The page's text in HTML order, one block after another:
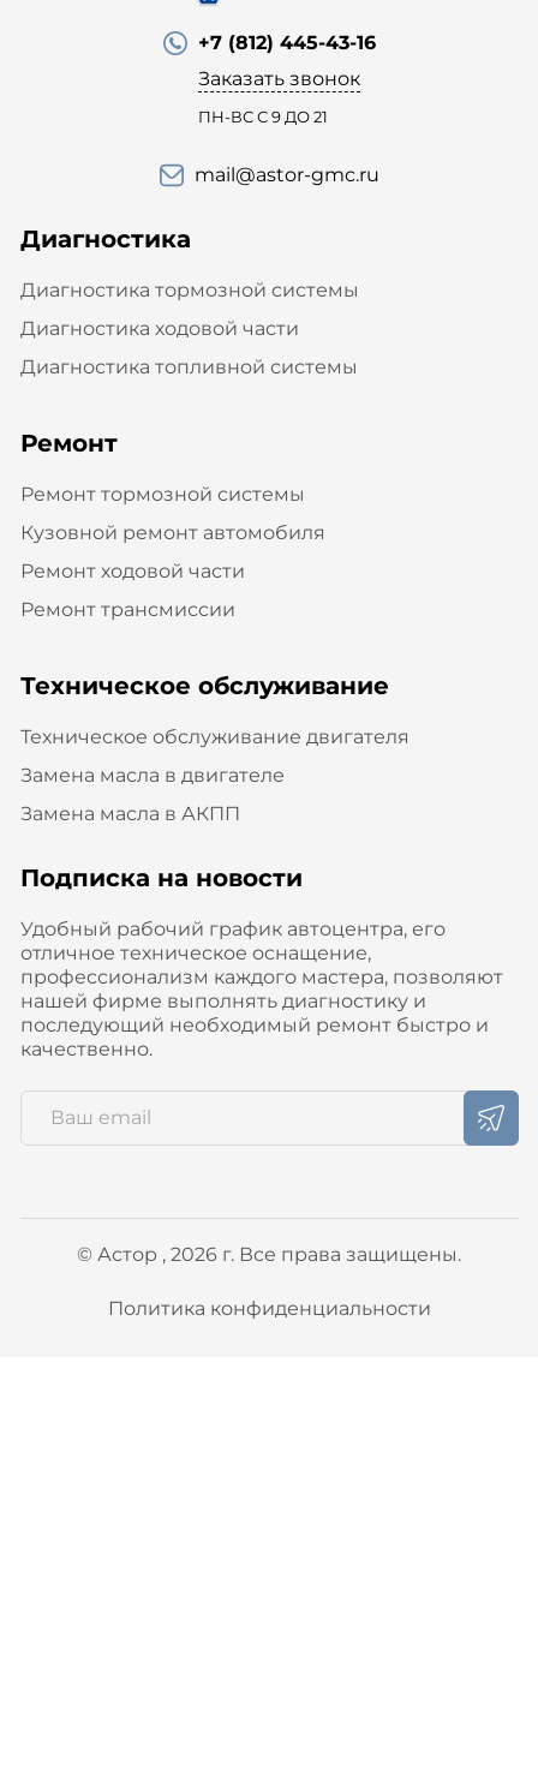
+7 (812) 445-43-16
Заказать звонок
ПН-ВС С 9 ДО 21
mail@astor-gmc.ru
Диагностика
Диагностика тормозной системы
Диагностика ходовой части
Диагностика топливной системы
Ремонт
Ремонт тормозной системы
Кузовной ремонт автомобиля
Ремонт ходовой части
Ремонт трансмиссии
Техническое обслуживание
Техническое обслуживание двигателя
Замена масла в двигателе
Замена масла в АКПП
Подписка на новости
Удобный рабочий график автоцентра, его
отличное техническое оснащение,
профессионализм каждого мастера, позволяют
нашей фирме выполнять диагностику и
последующий необходимый ремонт быстро и
качественно.
© Астор , 2026 г. Все права защищены.
Политика конфиденциальности